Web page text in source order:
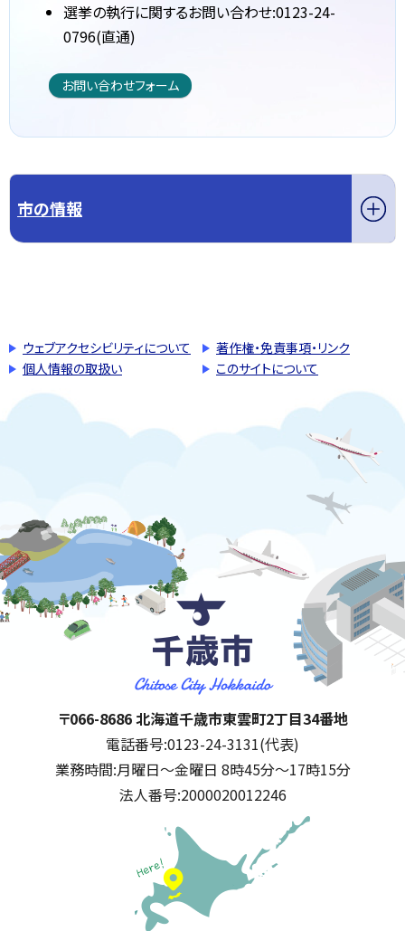
選挙の執行に関するお問い合わせ:0123-24-
0796(直通)
お問い合わせフォーム
市の情報
ウェブアクセシビリティについて
著作権・免責事項・リンク
個人情報の取扱い
このサイトについて
千歳市
住所:
〒066-8686 北海道千歳市東雲町2丁目34番地
電話番号:0123-24-3131(代表)
業務時間:月曜日～金曜日 8時45分～17時15分
法人番号:2000020012246